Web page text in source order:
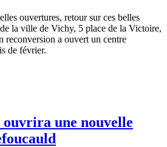
ouvertures, retour sur ces belles
la ville de Vichy, 5 place de la Victoire,
reconversion a ouvert un centre
de février.
une nouvelle